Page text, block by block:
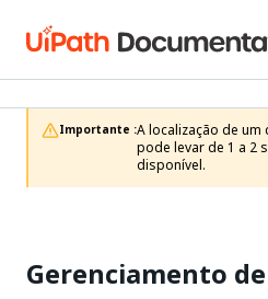
Importante :A localização de
pode levar de 1 a 2
disponível.
Gerenciamento